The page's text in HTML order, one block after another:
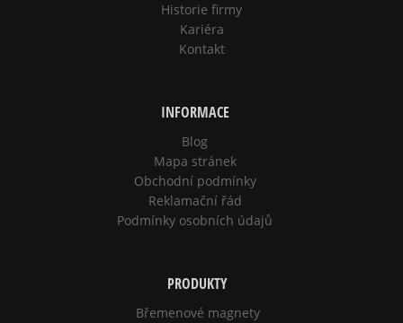
Historie firmy
Kariéra
Kontakt
INFORMACE
Blog
Mapa stránek
Obchodní podmínky
Reklamační řád
Podmínky osobních údajů
PRODUKTY
Břemenové magnety